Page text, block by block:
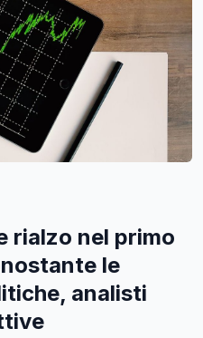
rialzo nel primo
le
analisti